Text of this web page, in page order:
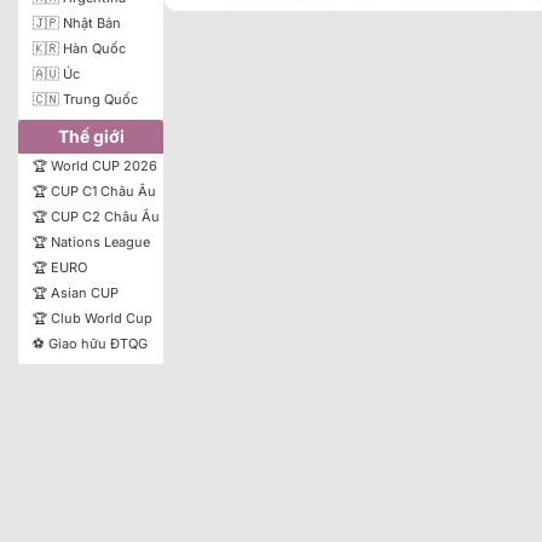
🇯🇵 Nhật Bản
🇰🇷 Hàn Quốc
🇦🇺 Úc
🇨🇳 Trung Quốc
Thế giới
🏆 World CUP 2026
🏆 CUP C1 Châu Âu
🏆 CUP C2 Châu Âu
🏆 Nations League
🏆 EURO
🏆 Asian CUP
🏆 Club World Cup
⚽️️️ Giao hữu ĐTQG